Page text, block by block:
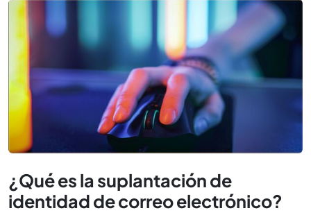
¿Qué es la suplantación de
identidad de correo electrónico?